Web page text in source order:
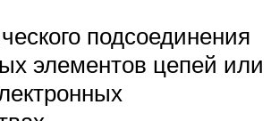
подсоединения
элементов цепей или